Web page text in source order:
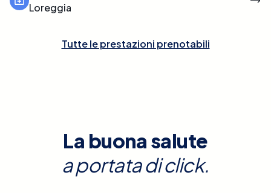
Loreggia
Tutte le prestazioni prenotabili
La buona salute
a portata di click.